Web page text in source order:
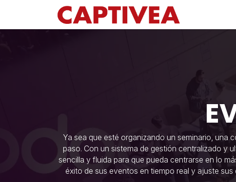
Ya sea que esté organizando un seminario,
paso. Con un sistema de gestión centralizado y
sencilla y fluida para que pueda centrarse en lo
éxito de sus eventos en tiempo real y ajuste